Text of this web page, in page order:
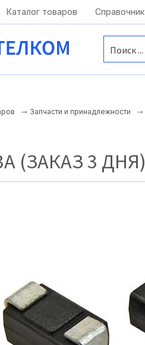
Московская, д.1 офис 1
Каталог товаров Справочник
Запчасти и принадлежности
(ЗАКАЗ 3 ДНЯ)